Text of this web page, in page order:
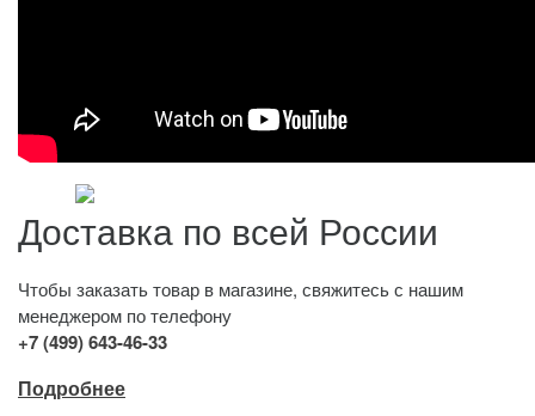
Доставка по всей России
Чтобы заказать товар в магазине, свяжитесь с нашим
менеджером по телефону
+7 (499) 643-46-33
Подробнее